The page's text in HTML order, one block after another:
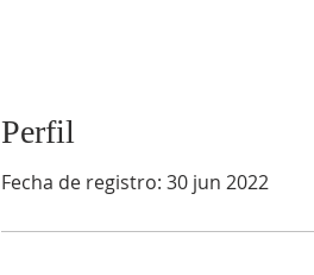
Perfil
Fecha de registro: 30 jun 2022